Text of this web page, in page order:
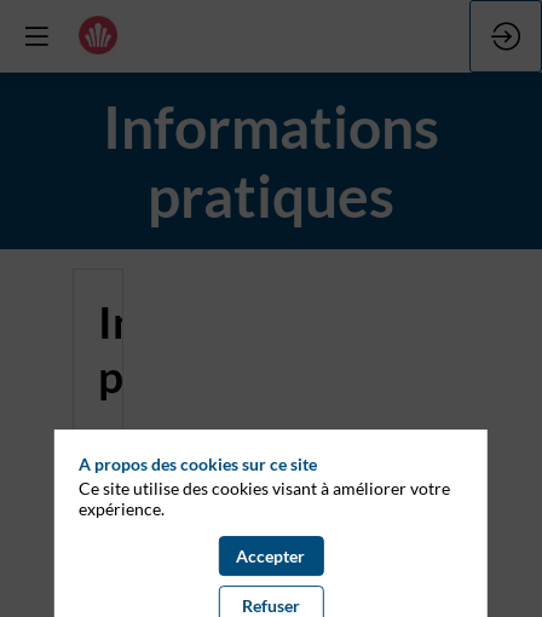
Informations
pratiques
Informations
pratiques
et
horaires
A propos des cookies sur ce site
Ce site utilise des cookies visant à améliorer votre
expérience.
Accepter
Refuser